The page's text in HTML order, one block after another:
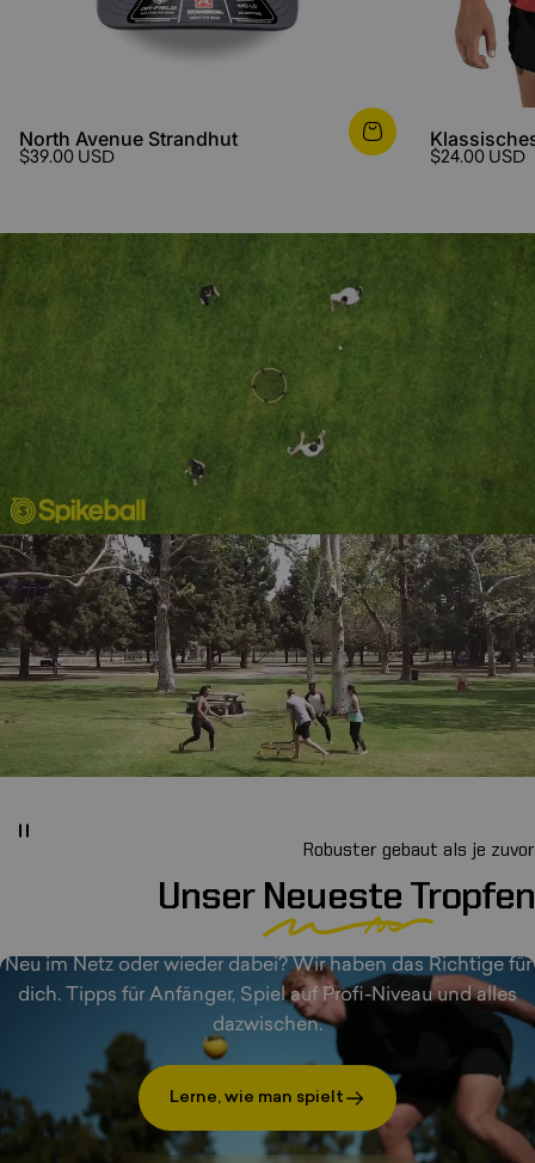
North Avenue Strandhut
$39.00 USD $24.00 USD
Roundnet-StartHier.
Neu im Netz oder wieder dabei? Wir haben das Richtige für
dich. Tipps für Anfänger, Spiel auf Profi-Niveau und alles
dazwischen.
Lerne, wie man spielt
Robuster gebaut als je zuvor
Unser Neueste Tropfen